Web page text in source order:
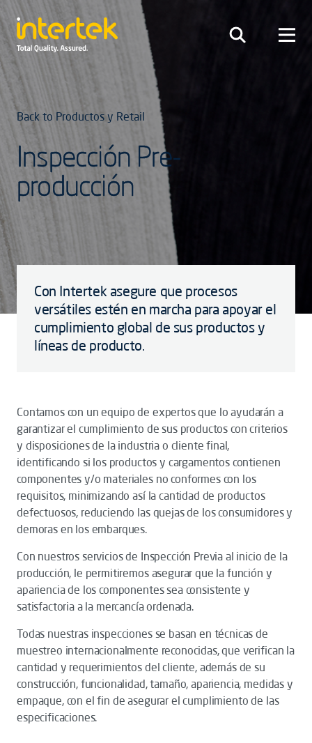
Back to Productos y Retail
Inspección Pre-
producción
Con Intertek asegure que procesos
versátiles estén en marcha para apoyar el
cumplimiento global de sus productos y
líneas de producto.
Contamos con un equipo de expertos que lo ayudarán a
garantizar el cumplimiento de sus productos con criterios
y disposiciones de la industria o cliente final,
identificando si los productos y cargamentos contienen
componentes y/o materiales no conformes con los
requisitos, minimizando así la cantidad de productos
defectuosos, reduciendo las quejas de los consumidores y
demoras en los embarques.
Con nuestros servicios de Inspección Previa al inicio de la
producción, le permitiremos asegurar que la función y
apariencia de los componentes sea consistente y
satisfactoria a la mercancía ordenada.
Todas nuestras inspecciones se basan en técnicas de
muestreo internacionalmente reconocidas, que verifican la
cantidad y requerimientos del cliente, además de su
construcción, funcionalidad, tamaño, apariencia, medidas y
empaque, con el fin de asegurar el cumplimiento de las
especificaciones.